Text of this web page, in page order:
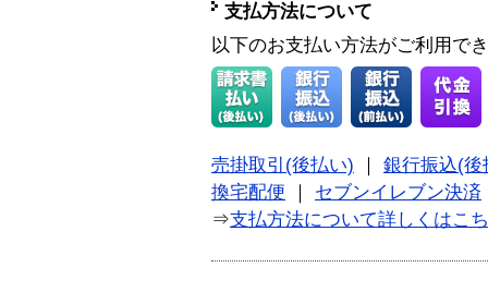
支払方法について
以下のお支払い方法がご利用で
売掛取引(後払い)
銀行振込(後
換宅配便
セブンイレブン決済
⇒支払方法について詳しくはこ